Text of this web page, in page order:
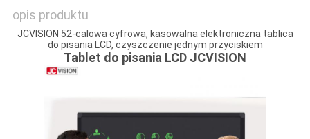
opis produktu
JCVISION 52-calowa cyfrowa, kasowalna elektroniczna tablica
do pisania LCD, czyszczenie jednym przyciskiem
Tablet do pisania LCD JCVISION